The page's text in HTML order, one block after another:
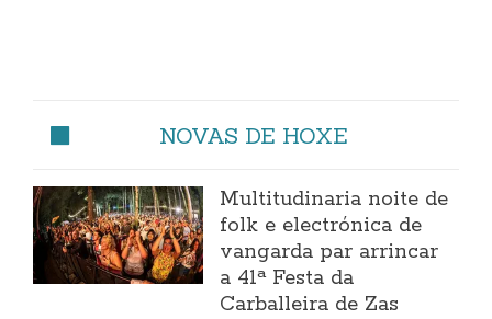
NOVAS DE HOXE
Multitudinaria noite de
folk e electrónica de
vangarda par arrincar
a 41ª Festa da
Carballeira de Zas